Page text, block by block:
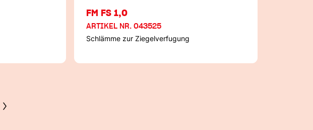
FM FS 1,0
ARTIKEL NR. 043525
Schlämme zur Ziegelverfugung